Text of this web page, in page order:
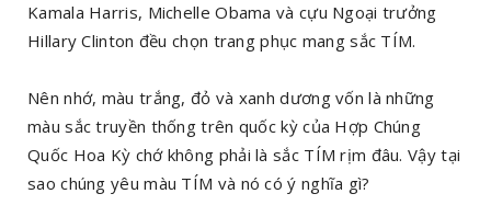
Kamala Harris, Michelle Obama và cựu Ngoại trưởng
Hillary Clinton đều chọn trang phục mang sắc TÍM.
Nên nhớ, màu trắng, đỏ và xanh dương vốn là những
màu sắc truyền thống trên quốc kỳ của Hợp Chúng
Quốc Hoa Kỳ chớ không phải là sắc TÍM rịm đâu. Vậy tại
sao chúng yêu màu TÍM và nó có ý nghĩa gì?